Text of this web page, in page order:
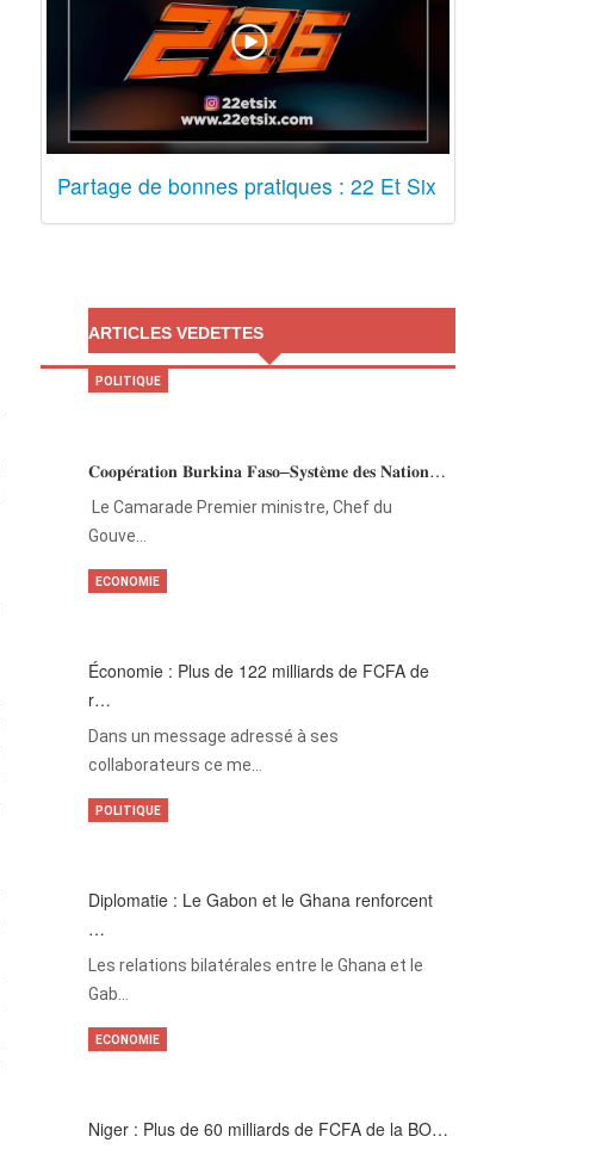
Partage de bonnes pratiques : 22 Et Six
ARTICLES VEDETTES
𝐂𝐨𝐨𝐩𝐞́𝐫𝐚𝐭𝐢𝐨𝐧 𝐁𝐮𝐫𝐤𝐢𝐧𝐚 𝐅𝐚𝐬𝐨–𝐒𝐲𝐬𝐭𝐞̀𝐦𝐞 𝐝𝐞𝐬 𝐍𝐚𝐭𝐢𝐨𝐧…
‎Le Camarade Premier ministre, Chef du
Gouve…
POLITIQUE
Économie : Plus de 122 milliards de FCFA de
r…
Dans un message adressé à ses
collaborateurs ce me…
ECONOMIE
Diplomatie : Le Gabon et le Ghana renforcent
…
Les relations bilatérales entre le Ghana et le
Gab…
POLITIQUE
Niger : Plus de 60 milliards de FCFA de la BO…
ECONOMIE